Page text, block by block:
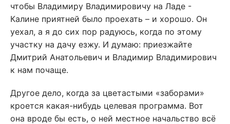
чтобы Владимиру Владимировичу на Ладе -
Калине приятней было проехать – и хорошо. Он
уехал, а я до сих пор радуюсь, когда по этому
участку на дачу езжу. И думаю: приезжайте
Дмитрий Анатольевич и Владимир Владимирович
к нам почаще.
Другое дело, когда за цветастыми «заборами»
кроется какая-нибудь целевая программа. Вот
она вроде бы есть, о ней местное начальство всё